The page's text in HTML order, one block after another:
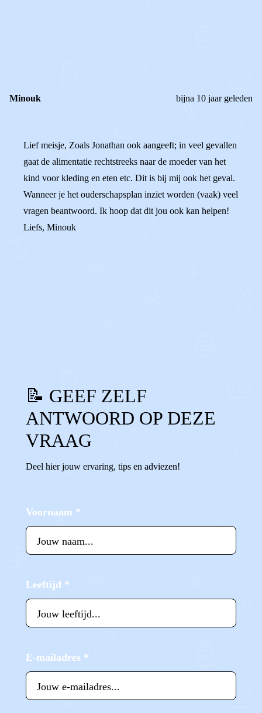
Minouk bijna 10 jaar geleden
Lief meisje, Zoals Jonathan ook aangeeft; in veel gevallen
gaat de alimentatie rechtstreeks naar de moeder van het
kind voor kleding en eten etc. Dit is bij mij ook het geval.
Wanneer je het ouderschapsplan inziet worden (vaak) veel
vragen beantwoord. Ik hoop dat dit jou ook kan helpen!
Liefs, Minouk
📝 GEEF ZELF
ANTWOORD OP DEZE
VRAAG
Deel hier jouw ervaring, tips en adviezen!
Voornaam *
Leeftijd *
E-mailadres *